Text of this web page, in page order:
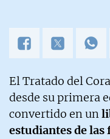
El Tratado del
desde su primera
convertido en un
estudiantes de las